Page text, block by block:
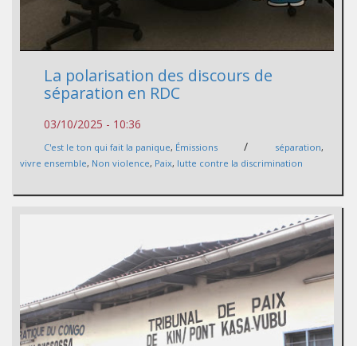
La polarisation des discours de
séparation en RDC
03/10/2025 - 10:36
C'est le ton qui fait la panique, Émissions / séparation,
vivre ensemble, Non violence, Paix, lutte contre la discrimination